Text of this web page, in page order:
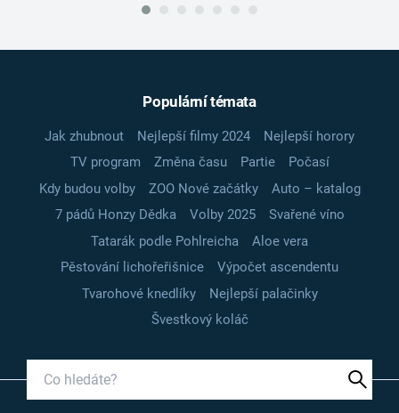
Populární témata
Jak zhubnout Nejlepší filmy 2024
Nejlepší horory
TV program
Změna času Partie
Počasí
Kdy budou volby
ZOO Nové začátky
Auto – katalog
7 pádů Honzy Dědka
Volby 2025
Svařené víno
Tatarák podle Pohlreicha
Aloe vera
Pěstování lichořeřišnice
Výpočet ascendentu
Tvarohové knedlíky
Nejlepší palačinky
Švestkový koláč